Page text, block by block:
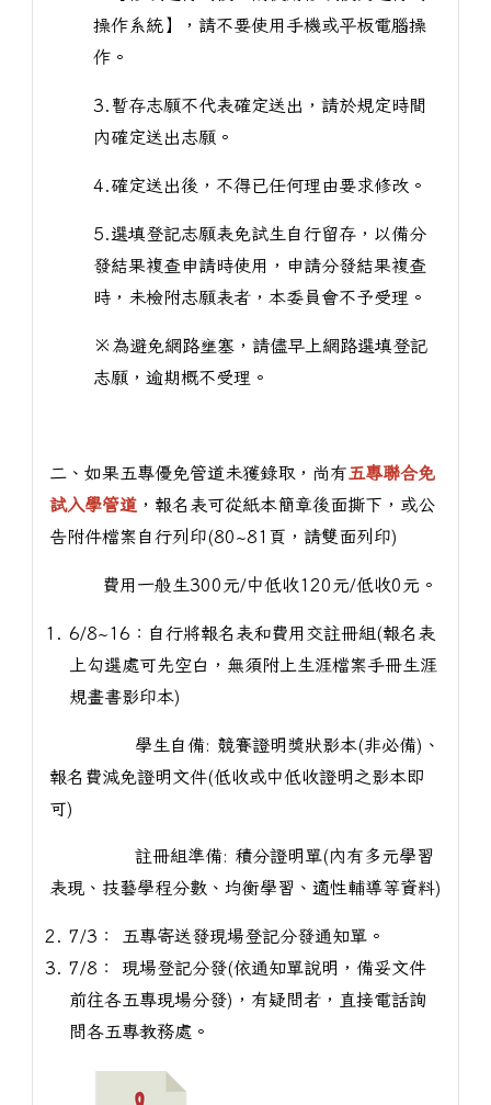
操作系統】，請不要使用手機或平板電腦操
作。
3.暫存志願不代表確定送出，請於規定時間
內確定送出志願。
4.確定送出後，不得已任何理由要求修改。
5.選填登記志願表免試生自行留存，以備分
發結果複查申請時使用，申請分發結果複查
時，未檢附志願表者，本委員會不予受理。
※為避免網路壅塞，請儘早上網路選填登記
志願，逾期概不受理。
二、如果五專優免管道未獲錄取，尚有 五專聯合免
試入學管道，報名表可從紙本簡章後面撕下，或公
告附件檔案自行列印(80~81頁，請雙面列印)
費用一般生300元/中低收120元/低收0元。
6/8~16：自行將報名表和費用交註冊組(報名表
上勾選處可先空白，無須附上生涯檔案手冊生涯
規畫書影印本)
學生自備: 競賽證明獎狀影本(非必備)、
報名費減免證明文件(低收或中低收證明之影本即
可)
註冊組準備: 積分證明單(內有多元學習
表現、技藝學程分數、均衡學習、適性輔導等資料)
7/3： 五專寄送發現場登記分發通知單。
7/8： 現場登記分發(依通知單說明，備妥文件
前往各五專現場分發)，有疑問者，直接電話詢
問各五專教務處。